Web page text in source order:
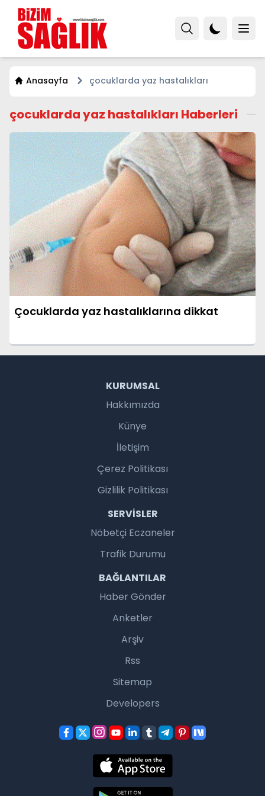
Anasayfa çocuklarda yaz hastalıkları
çocuklarda yaz hastalıkları Haberleri
Çocuklarda yaz hastalıklarına dikkat
KURUMSAL
Hakkımızda
Künye
İletişim
Çerez Politikası
Gizlilik Politikası
SERVISLER
Nöbetçi Eczaneler
Trafik Durumu
BAĞLANTILAR
Haber Gönder
Anketler
Arşiv
Rss
Sitemap
Developers